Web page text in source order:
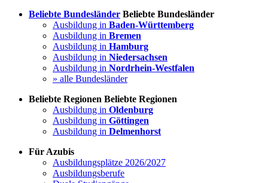
Beliebte Bundesländer Beliebte Bundesländer
Ausbildung in Baden-Württemberg
Ausbildung in Bremen
Ausbildung in Hamburg
Ausbildung in Niedersachsen
Ausbildung in Nordrhein-Westfalen
» alle Bundesländer
Beliebte Regionen Beliebte Regionen
Ausbildung in Oldenburg
Ausbildung in Göttingen
Ausbildung in Delmenhorst
Für Azubis
Ausbildungsplätze 2026/2027
Ausbildungsberufe